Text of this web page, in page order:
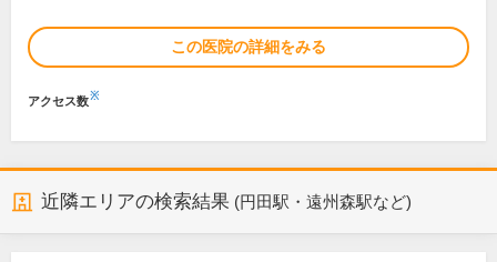
この医院の詳細をみる
アクセス数※
近隣エリアの検索結果 (円田駅・遠州森駅など)